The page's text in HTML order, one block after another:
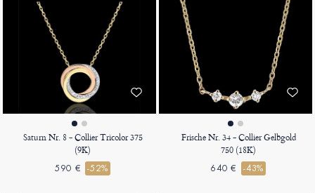
Saturn Nr. 8 - Collier Tricolor 375
(9K)
590 € -52%
Frische Nr. 34 - Collier Gelbgold
750 (18K)
640 € -43%